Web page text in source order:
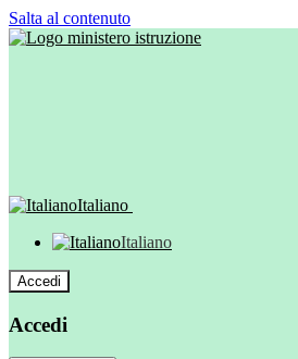
Salta al contenuto
Italiano
Italiano
Accedi
Accedi